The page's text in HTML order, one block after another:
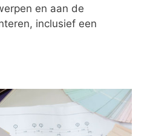
en aan de
inclusief een